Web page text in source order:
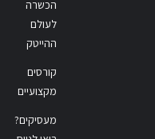
הכשרה
לעולם
ההייטק
קורסים
מקצועיים
מעסיקים?